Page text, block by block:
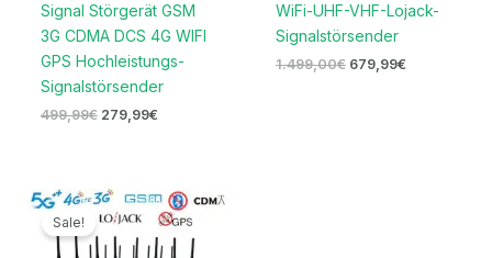
Signal Störgerät GSM
3G CDMA DCS 4G WIFI
GPS Hochleistungs-
Signalstörsender
499,99€ 279,99€
WiFi-UHF-VHF-Lojack-
Signalstörsender
1.499,00€ 679,99€
Sale!
Ursprünglicher
Preis
2.099,00€
Aktueller
Preis
ist:
1.099,99€.